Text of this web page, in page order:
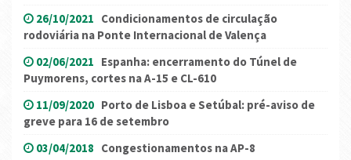
26/10/2021 Condicionamentos de circulação
rodoviária na Ponte Internacional de Valença
02/06/2021 Espanha: encerramento do Túnel de
Puymorens, cortes na A-15 e CL-610
11/09/2020 Porto de Lisboa e Setúbal: pré-aviso de
greve para 16 de setembro
03/04/2018 Congestionamentos na AP-8